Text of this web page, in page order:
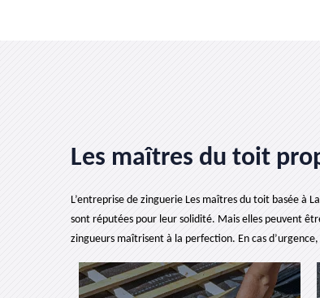
Les maîtres du toit
L’entreprise de zinguerie Les maîtres du toit basée à
sont réputées pour leur solidité. Mais elles peuvent
zingueurs maîtrisent à la perfection. En cas